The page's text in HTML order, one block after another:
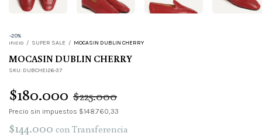
-20%
Inicio / SUPER SALE / MOCASIN DUBLIN CHERRY
MOCASIN DUBLIN CHERRY
SKU: DUBCHEI26-37
$180.000 $225.000
Precio sin impuestos $148.760,33
$144.000 con Transferencia